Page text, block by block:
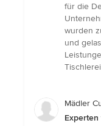
für die
wurden
und
Mädler